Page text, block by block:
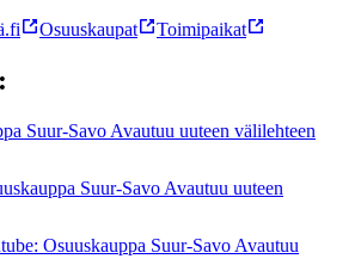
Osuuskaupat Toimipaikat
Suur-Savo Avautuu uuteen välilehteen
Suur-Savo Avautuu uuteen
Osuuskauppa Suur-Savo Avautuu